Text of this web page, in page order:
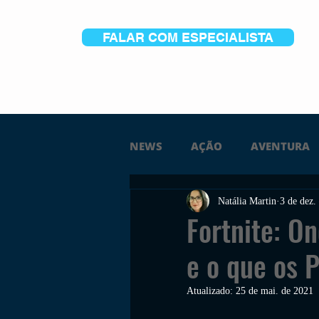
FALAR COM ESPECIALISTA
NEWS AÇÃO AVENTURA
FICÇÃO TERROR PC
TRAILER PLATAFORMA
Fortnite:
e o que os
Natália Martin 3 de dez.
Atualizado: 25 de mai. de 2021